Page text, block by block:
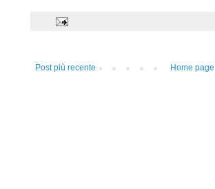
Post più recente Home page